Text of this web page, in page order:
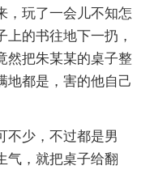
，玩了一会儿不知怎
的书往地下一扔，
然把朱某某的桌子整
地都是，害的他自己
不少，不过都是男
气，就把桌子给翻